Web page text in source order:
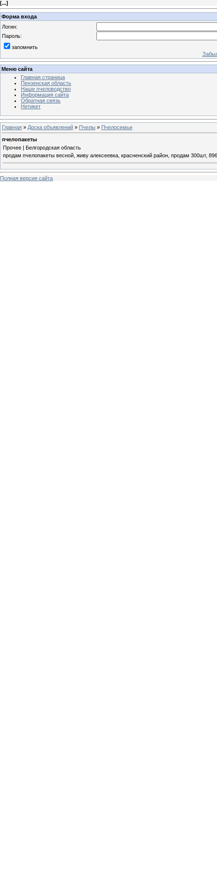
[...]
Форма входа
Логин:
Пароль:
запомнить
Меню сайта
Главная страница
Пензенская область
Наше пчеловодство
Информация сайта
Обратная связь
Нетикет
Главная » Доска объявлений » Пчелы » Пчелосемьи
пчелопакеты
Прочее | Белгородская область
продам пчелопакеты весной, живу алексеевка, красненский район, продам 300шт,
Полная версия сайта